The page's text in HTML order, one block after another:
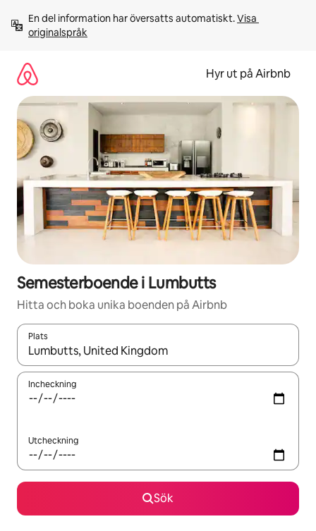
innehåll
En del information har översatts automatiskt. Visa
originalspråk
Hyr ut på Airbnb
Semesterboende i Lumbutts
Hitta och boka unika boenden på Airbnb
Plats
När resultaten är tillgängliga kan du navigera med upp- och
Incheckning
Utcheckning
Sök